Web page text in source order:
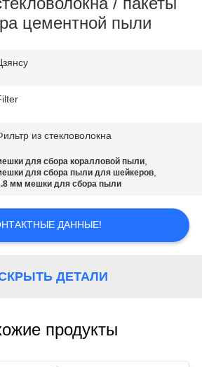
цементной пыли
из стекловолокна
для сбора коралловой пыли,
для сбора пыли для шейкеров,
мм мешки для сбора пыли
ДАННЫЕ!
ДЕТАЛИ
продукты